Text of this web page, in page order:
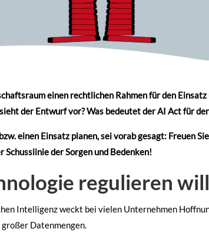
einen rechtlichen Rahmen für den Einsatz
der Entwurf vor? Was bedeutet der AI Act für
einen Einsatz planen, sei vorab gesagt: Freuen
der Sorgen und Bedenken!
regulieren will
Intelligenz weckt bei vielen Unternehmen
Datenmengen.